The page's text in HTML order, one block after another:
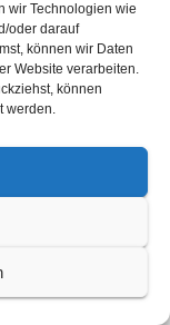
wir Technologien wie
oder darauf
können wir Daten
Website verarbeiten.
können
werden.
war.